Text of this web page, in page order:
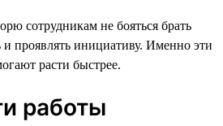
сотрудникам не бояться брать
и проявлять инициативу. Именно эти
расти быстрее.
работы